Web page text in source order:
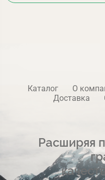
Каталог О
Доставка
Расширяя